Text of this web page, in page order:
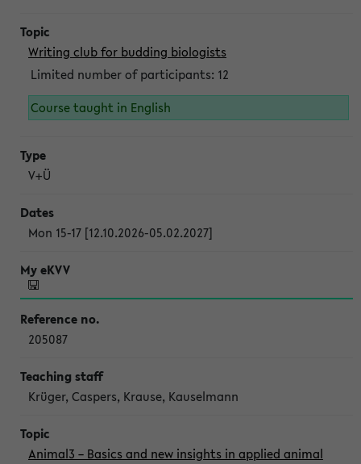
Writing club for budding biologists
Limited number of participants: 12
Course taught in English
V+Ü
Mon 15-17 [12.10.2026-05.02.2027]
205087
Krüger, Caspers, Krause, Kauselmann
Animal3 – Basics and new insights in applied animal